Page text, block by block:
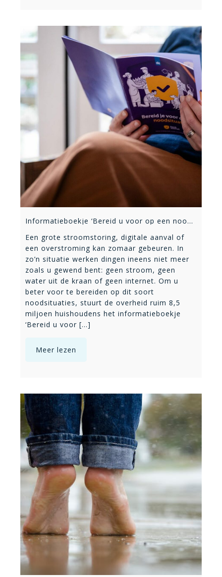
Informatieboekje ‘Bereid u voor op een noodsituatie’ binnenkort bij u op de mat
Een grote stroomstoring, digitale aanval of
een overstroming kan zomaar gebeuren. In
zo’n situatie werken dingen ineens niet meer
zoals u gewend bent: geen stroom, geen
water uit de kraan of geen internet. Om u
beter voor te bereiden op dit soort
noodsituaties, stuurt de overheid ruim 8,5
miljoen huishoudens het informatieboekje
‘Bereid u voor [...]
Meer lezen